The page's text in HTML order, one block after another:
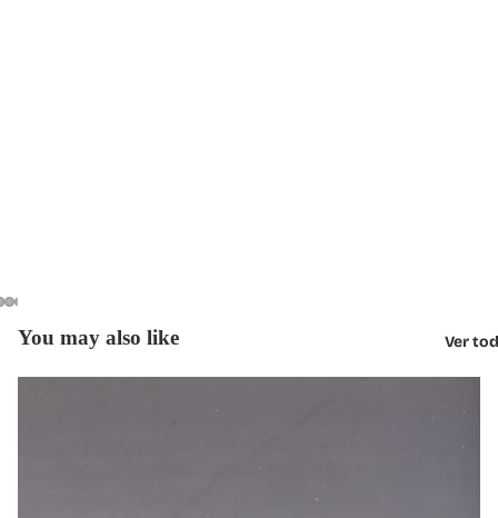
Ver
You may also like